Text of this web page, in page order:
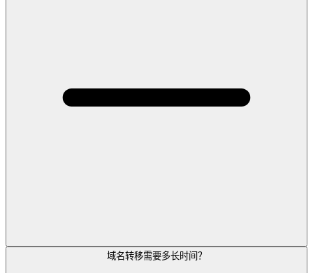
域名转移需要多长时间？